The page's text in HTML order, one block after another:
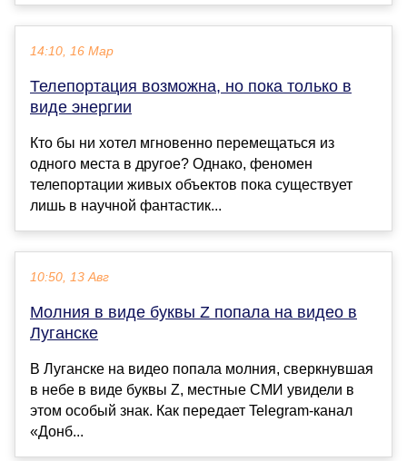
14:10, 16 Мар
Телепортация возможна, но пока только в
виде энергии
Кто бы ни хотел мгновенно перемещаться из
одного места в другое? Однако, феномен
телепортации живых объектов пока существует
лишь в научной фантастик...
10:50, 13 Авг
Молния в виде буквы Z попала на видео в
Луганске
В Луганске на видео попала молния, сверкнувшая
в небе в виде буквы Z, местные СМИ увидели в
этом особый знак. Как передает Telegram-канал
«Донб...